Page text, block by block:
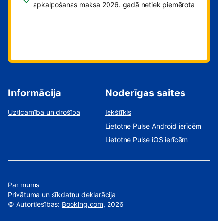
apkalpošanas maksa 2026. gadā netiek piemērota
Sāciet tūlīt!
Informācija
Uzticamība un drošība
Noderīgas saites
Iekštīkls
Lietotne Pulse Android ierīcēm
Lietotne Pulse iOS ierīcēm
Par mums
Privātuma un sīkdatņu deklarācija
© Autortiesības: Booking.com, 2026